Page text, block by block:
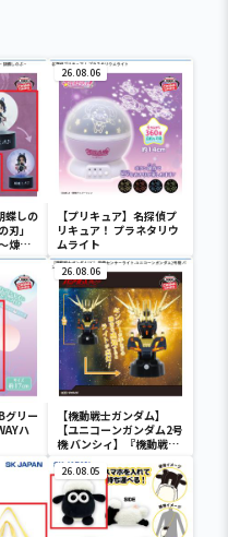
蝶しの
刃」
煉獄
～
26.08.06
【プリキュア】名探偵プ
リキュア！ プラネタリウ
ムライト
グリー
ハ
26.08.06
【機動戦士ガンダム】
【ユニコーンガンダム2号
機 バンシィ】『機動戦士
ーライト-ユニコーンガン
ダム2号機 バンシィ（デ
ストロイモード）-
26.08.05